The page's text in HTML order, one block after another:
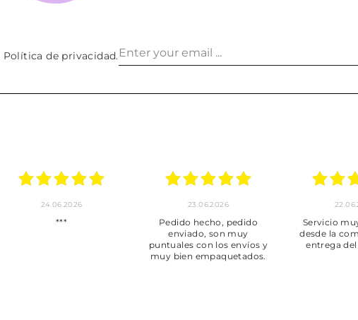
Política de privacidad.
24.06.2026
***
23.06.2026
Pedido hecho, pedido
enviado, son muy
puntuales con los envíos y
muy bien empaquetados.
Servicio
desde la
entrega